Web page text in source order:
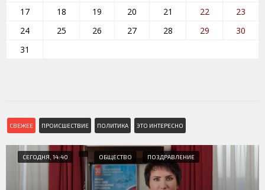
17
18 19 20 21 22
23
24
25 26 27 28 29
30
31
СВЕЖЕЕ ПРОИСШЕСТВИЕ ПОЛИТИКА ЭТО ИНТЕРЕСНО
СЕГОДНЯ, 14:40 ОБЩЕСТВО ПОЗДРАВЛЕНИЕ